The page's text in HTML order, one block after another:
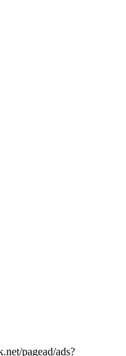
pagead/ads?